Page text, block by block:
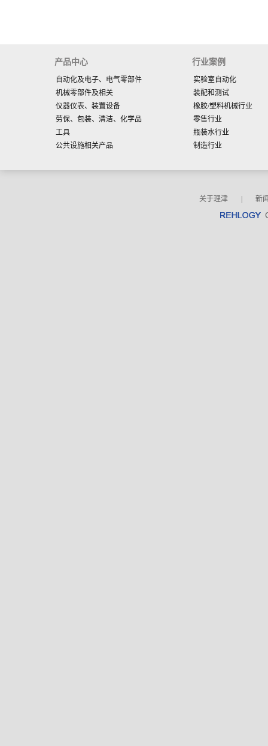
产品中心
自动化及电子、电气零部件
机械零部件及相关
仪器仪表、装置设备
劳保、包装、清洁、化学品
工具
公共设施相关产品
行业案例
实验室自动化
装配和测试
橡胶/塑料机械行业
零售行业
瓶装水行业
制造行业
关于理津 新